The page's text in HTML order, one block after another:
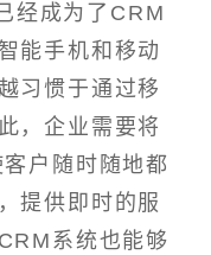
经成为了CRM
能手机和移动
习惯于通过移
，企业需要将
户随时随地都
提供即时的服
系统也能够